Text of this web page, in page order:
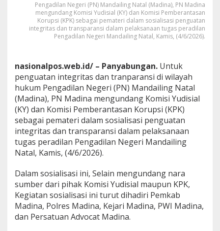
a
s
,
P
N
d
i
n
U
n
d
a
n
g
K
m
i
s
i
Y
u
Pengadilan Negeri (PN) Mandailing Natal (Madina), PN Madina
mengundang Komisi Yudisial (KY) dan Komisi Pemberantasan
Korupsi (KPK) sebagai pemateri dalam sosialisasi penguatan
integritas dan transparansi dalam pelaksanaan tugas peradilan
Pengadilan Negeri Mandailing Natal, Kamis, (4/6/2026).
nasionalpos.web.id/ – Panyabungan. Untuk
penguatan integritas dan tranparansi di wilayah
hukum Pengadilan Negeri (PN) Mandailing Natal
(Madina), PN Madina mengundang Komisi Yudisial
(KY) dan Komisi Pemberantasan Korupsi (KPK)
sebagai pemateri dalam sosialisasi penguatan
integritas dan transparansi dalam pelaksanaan
tugas peradilan Pengadilan Negeri Mandailing
Natal, Kamis, (4/6/2026).
Dalam sosialisasi ini, Selain mengundang nara
sumber dari pihak Komisi Yudisial maupun KPK,
Kegiatan sosialisasi ini turut dihadiri Pemkab
Madina, Polres Madina, Kejari Madina, PWI Madina,
dan Persatuan Advocat Madina.